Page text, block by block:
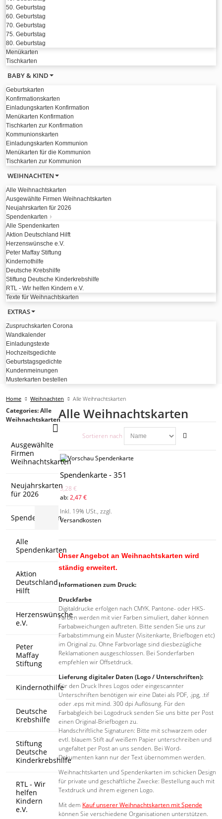
50. Geburtstag
60. Geburtstag
70. Geburtstag
75. Geburtstag
80. Geburtstag
Menükarten
Tischkarten
BABY & KIND
Geburtskarten
Konfirmationskarten
Einladungskarten Konfirmation
Menükarten Konfirmation
Tischkarten zur Konfirmation
Kommunionskarten
Einladungskarten Kommunion
Menükarten für die Kommunion
Tischkarten zur Kommunion
WEIHNACHTEN
Alle Weihnachtskarten
Ausgewählte Firmen Weihnachtskarten
Neujahrskarten für 2026
Spendenkarten
Alle Spendenkarten
Aktion Deutschland Hilft
Herzenswünsche e.V.
Peter Maffay Stiftung
Kindernothilfe
Deutsche Krebshilfe
Stiftung Deutsche Kinderkrebshilfe
RTL - Wir helfen Kindern e.V.
Texte für Weihnachtskarten
EXTRAS
Zuspruchskarten Corona
Wandkalender
Einladungstexte
Hochzeitsgedichte
Geburtstagsgedichte
Kundenmeinungen
Musterkarten bestellen
Home Weihnachten Alle Weihnachtskarten
Alle Weihnachtskarten
Sortieren nach
Spendenkarte - 351
3,28 €
ab:2,47 €
Inkl. 19% USt.,zzgl.
Versandkosten
Unser Angebot an Weihnachtskarten wird
ständig erweitert.
Informationen zum Druck:
Druckfarbe
Digitaldrucke erfolgen nach CMYK. Pantone- oder HKS-
Farben werden mit vier Farben simuliert, daher können
Farbabweichungen auftreten. Bitte senden Sie uns zur
Farbabstimmung ein Muster (Visitenkarte, Briefbogen etc)
im Original zu. Ohne Farbvorlage sind diesbezügliche
Reklamationen ausgeschlossen. Bei Sonderfarben
empfehlen wir Offsetdruck.
Lieferung digitaler Daten (Logo / Unterschriften):
Für den Druck Ihres Logos oder eingescannter
Unterschriften benötigen wir eine Datei als PDF, .jpg, .tif
oder .eps mit mind. 300 dpi Auflösung. Für den
Farbabgleich bei Logodruck senden Sie uns bitte per Post
einen Original-Briefbogen zu.
Handschriftliche Signaturen: Bitte mit schwarzem oder
evtl. blauem Stift auf weißem Papier unterschreiben und
ungefaltet per Post an uns senden. Bei Word-
Dokumenten kann nur der Text übernommen werden.
Weihnachtskarten und Spendenkarten im schicken Design
für private und geschäftliche Zwecke: Bestellung auch mit
Textdruck und ihrem eigenen Logo.
Mit dem Kauf unserer Weihnachtskarten mit Spende
können Sie verschiedene Organisationen unterstützen.
Categories: Alle
Weihnachtskarten
Ausgewählte
Firmen
Weihnachtskarten
Neujahrskarten
für 2026
Spendenkarten
Alle
Spendenkarten
Aktion
Deutschland
Hilft
Herzenswünsche
e.V.
Peter
Maffay
Stiftung
Kindernothilfe
Deutsche
Krebshilfe
Stiftung
Deutsche
Kinderkrebshilfe
RTL - Wir
helfen
Kindern
e.V.